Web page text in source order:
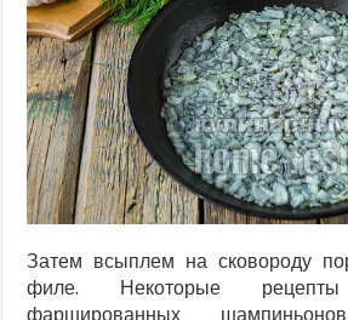
Затем всыплем на сковороду
филе. Некоторые рецепты
фаршированных